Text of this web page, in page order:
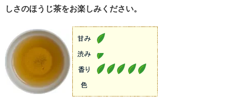
しさのほうじ茶をお楽しみください。